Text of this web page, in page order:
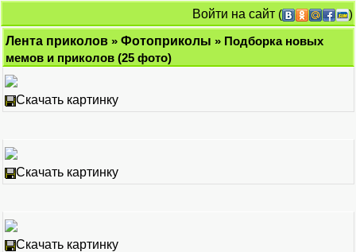
Войти на сайт (
)
Лента приколов » Фотоприколы » Подборка новых
мемов и приколов (25 фото)
Скачать картинку
Скачать картинку
Скачать картинку